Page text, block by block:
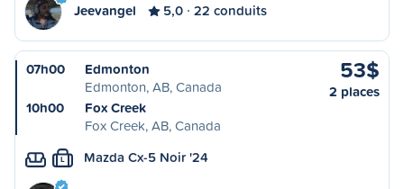
Jeevangel 5,0 22 conduits
07h00
Edmonton
Edmonton, AB, Canada
10h00
Fox Creek
Fox Creek, AB, Canada
53$
2 places
L Mazda Cx-5 Noir '24